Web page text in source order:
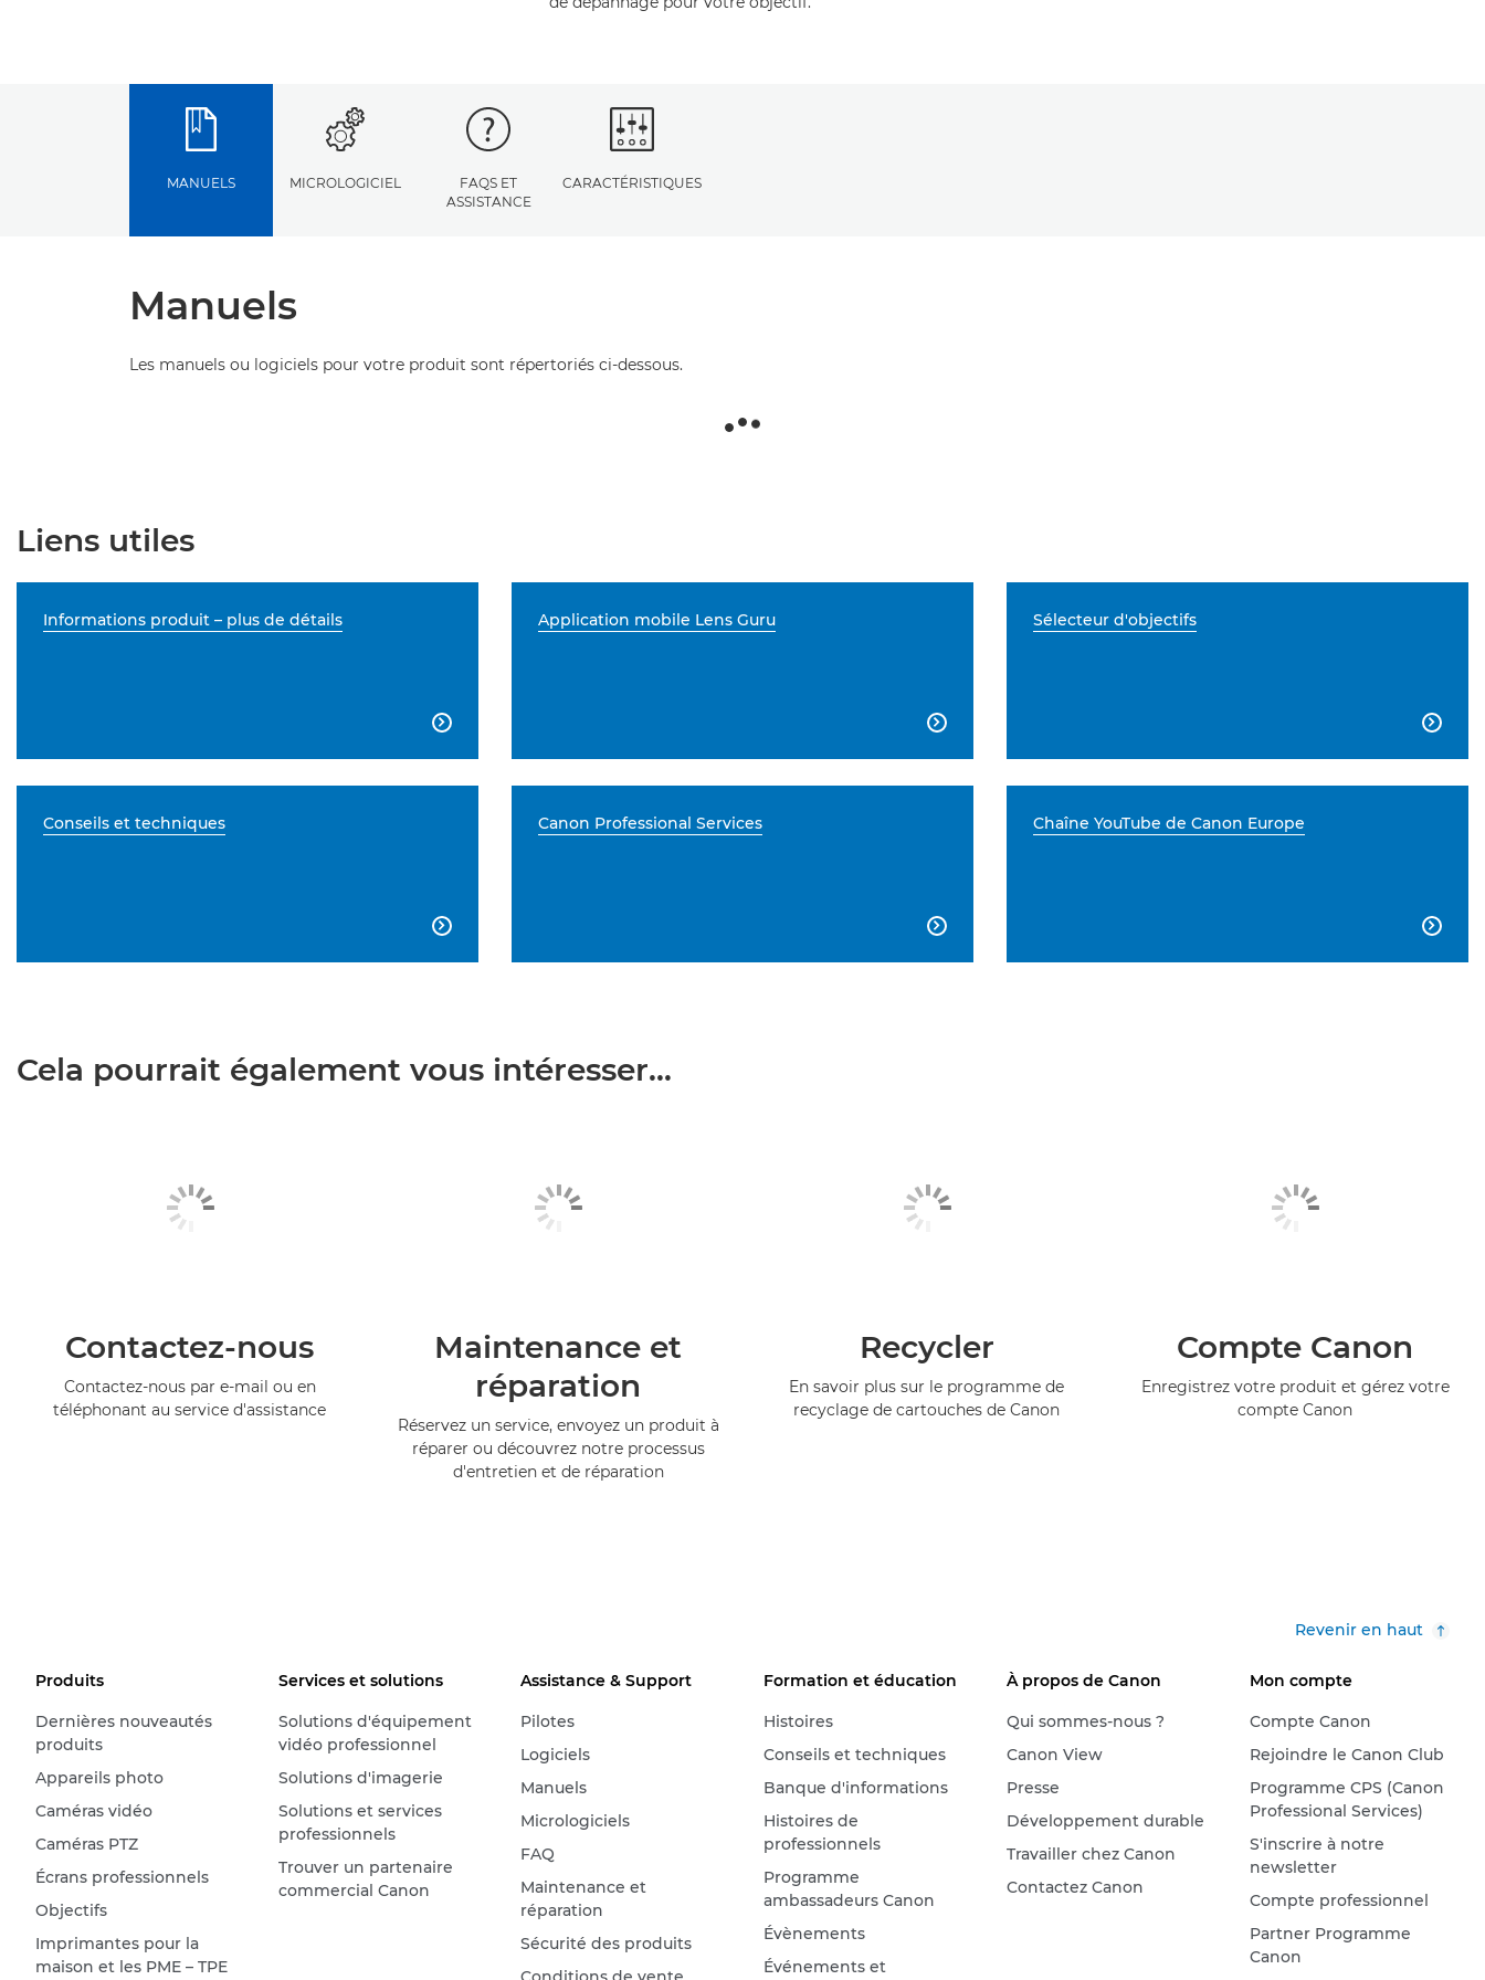
MANUELS MICROLOGICIEL
FAQS ET
ASSISTANCE
CARACTÉRISTIQUES
Manuels
Les manuels ou logiciels pour votre produit sont répertoriés ci-dessous.
Liens utiles
Informations produit – plus de détails

Application mobile Lens Guru

Sélecteur d'objectifs

Conseils et techniques

Canon Professional Services

Chaîne YouTube de Canon Europe

Cela pourrait également vous intéresser...
Contactez-nous
Contactez-nous par e-mail ou en
téléphonant au service d'assistance
Maintenance et
réparation
Réservez un service, envoyez un produit à
réparer ou découvrez notre processus
d'entretien et de réparation
Recycler
En savoir plus sur le programme de
recyclage de cartouches de Canon
Compte Canon
Enregistrez votre produit et gérez votre
compte Canon
Revenir en haut
Produits
Dernières nouveautés
produits
Appareils photo
Caméras vidéo
Caméras PTZ
Écrans professionnels
Objectifs
Imprimantes pour la
maison et les PME – TPE
Services et solutions
Solutions d'équipement
vidéo professionnel
Solutions d'imagerie
Solutions et services
professionnels
Trouver un partenaire
commercial Canon
Assistance & Support
Pilotes
Logiciels
Manuels
Micrologiciels
FAQ
Maintenance et
réparation
Sécurité des produits
Formation et éducation
Histoires
Conseils et techniques
Banque d'informations
Histoires de
professionnels
Programme
ambassadeurs Canon
Évènements
Événements et
À propos de Canon
Qui sommes-nous ?
Canon View
Presse
Développement durable
Travailler chez Canon
Contactez Canon
Mon compte
Compte Canon
Rejoindre le Canon Club
Programme CPS (Canon
Professional Services)
S'inscrire à notre
newsletter
Compte professionnel
Partner Programme
Canon